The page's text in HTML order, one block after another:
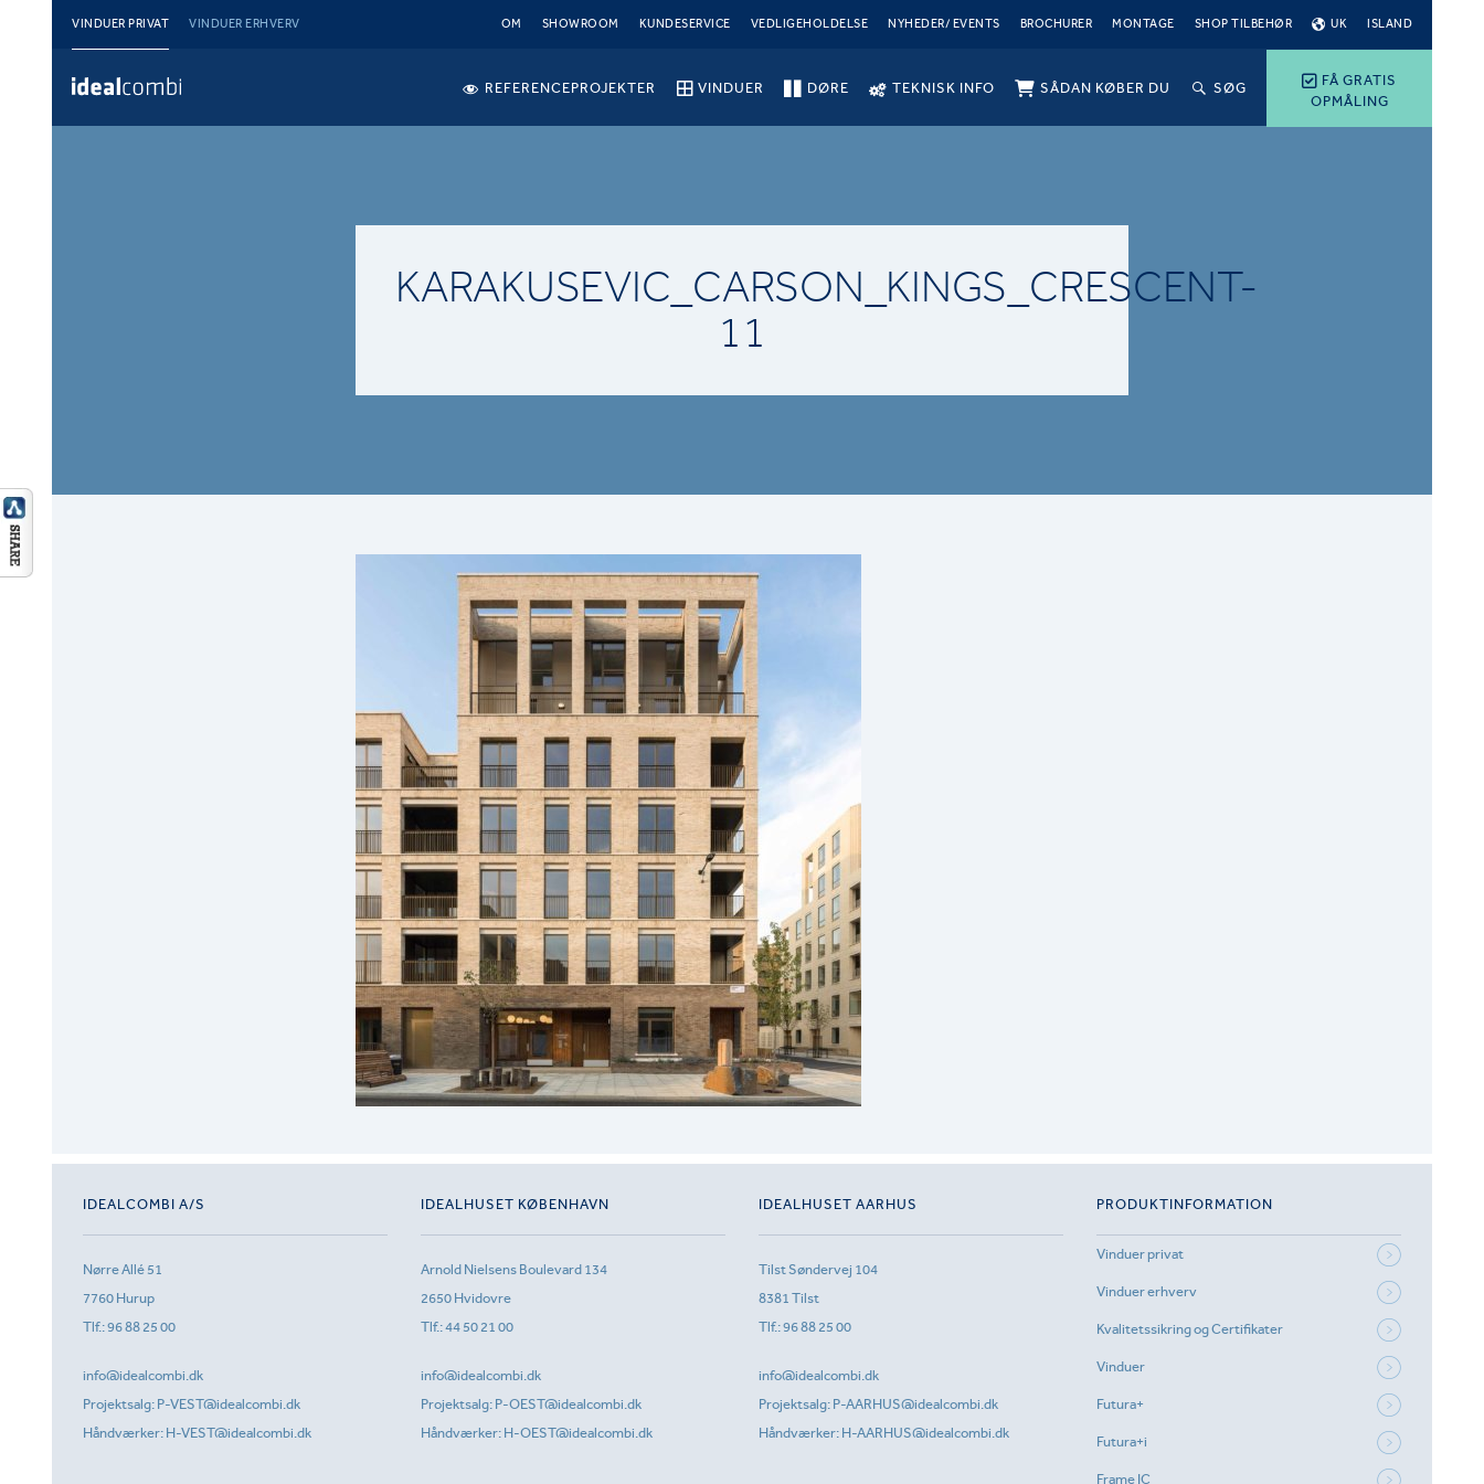
VINDUER PRIVAT VINDUER ERHVERV OM SHOWROOM KUNDESERVICE VEDLIGEHOLDELSE NYHEDER/ EVENTS BROCHURER MONTAGE SHOP TILBEHØR UK ISLAND
FÅ GRATIS
OPMÅLING
REFERENCEPROJEKTER VINDUER DØRE TEKNISK INFO SÅDAN KØBER DU SØG
KARAKUSEVIC_CARSON_KINGS_CRESCENT-
11
IDEALCOMBI A/S
Nørre Allé 51
7760 Hurup
Tlf.:96 88 25 00
info@idealcombi.dk
Projektsalg: P-VEST@idealcombi.dk
Håndværker: H-VEST@idealcombi.dk
IDEALHUSET KØBENHAVN
Arnold Nielsens Boulevard 134
2650 Hvidovre
Tlf.:44 50 21 00
info@idealcombi.dk
Projektsalg: P-OEST@idealcombi.dk
Håndværker: H-OEST@idealcombi.dk
IDEALHUSET AARHUS
Tilst Søndervej 104
8381 Tilst
Tlf.:96 88 25 00
info@idealcombi.dk
Projektsalg: P-AARHUS@idealcombi.dk
Håndværker: H-AARHUS@idealcombi.dk
PRODUKTINFORMATION
Vinduer privat
Vinduer erhverv
Kvalitetssikring og Certifikater
Vinduer
Futura+
Futura+i
Frame IC